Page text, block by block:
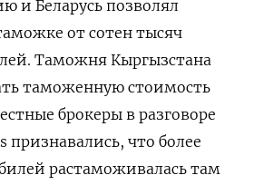
и Беларусь позволял
от сотен тысяч
Таможня Кыргызстана
таможенную стоимость
брокеры в разговоре
признавались, что более
растаможивалась там